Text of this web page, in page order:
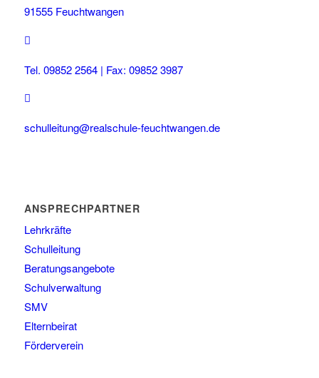
91555 Feuchtwangen
Tel. 09852 2564 | Fax: 09852 3987
schulleitung@realschule-feuchtwangen.de
ANSPRECHPARTNER
Lehrkräfte
Schulleitung
Beratungsangebote
Schulverwaltung
SMV
Elternbeirat
Förderverein